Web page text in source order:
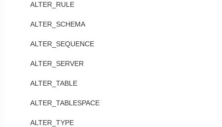
ALTER_RULE
ALTER_SCHEMA
ALTER_SEQUENCE
ALTER_SERVER
ALTER_TABLE
ALTER_TABLESPACE
ALTER_TYPE